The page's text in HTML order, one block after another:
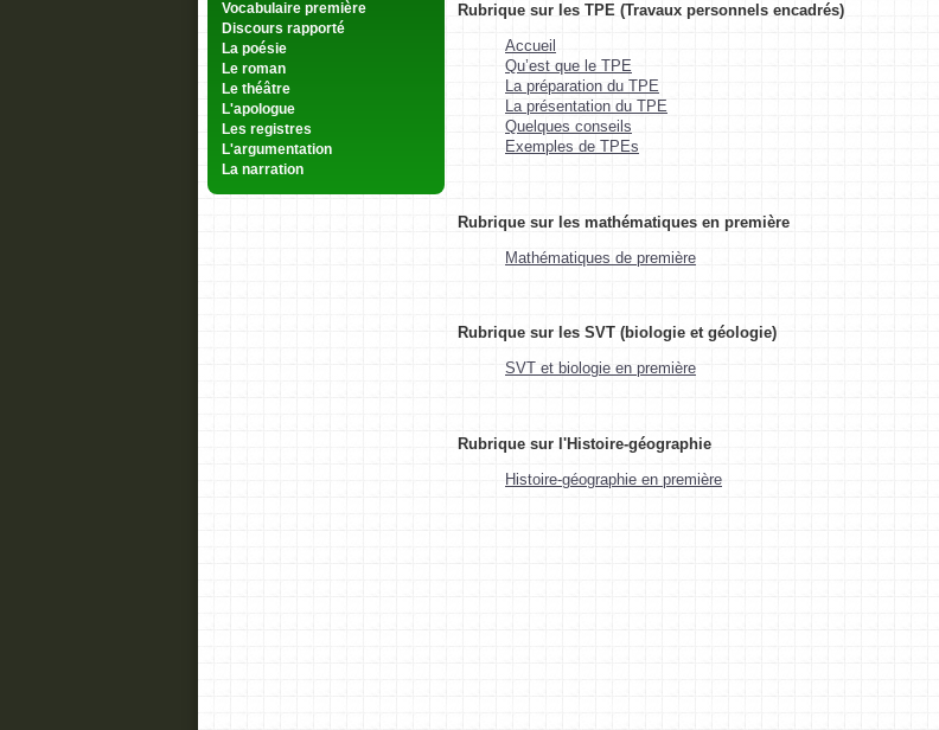
Vocabulaire première
Discours rapporté
La poésie
Le roman
Le théâtre
L'apologue
Les registres
L'argumentation
La narration
Rubrique sur les TPE (Travaux personnels encadrés)
Accueil
Qu’est que le TPE
La préparation du TPE
La présentation du TPE
Quelques conseils
Exemples de TPEs
Rubrique sur les mathématiques en première
Mathématiques de première
Rubrique sur les SVT (biologie et géologie)
SVT et biologie en première
Rubrique sur l'Histoire-géographie
Histoire-géographie en première